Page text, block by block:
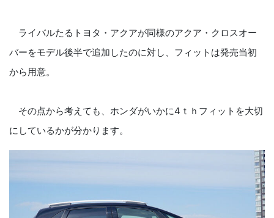
ライバルたるトヨタ・アクアが同様のアクア・クロスオー
バーをモデル後半で追加したのに対し、フィットは発売当初
から用意。
その点から考えても、ホンダがいかに4ｔｈフィットを大切
にしているかが分かります。